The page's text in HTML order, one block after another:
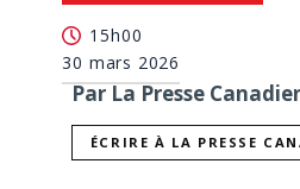
15h00
30 mars 2026
Par La Presse
ÉCRIRE À LA PRESSE